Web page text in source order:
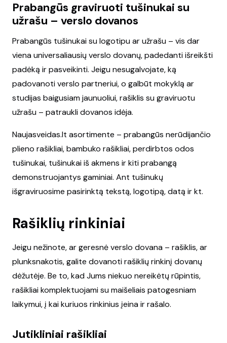
Prabangūs graviruoti tušinukai su
užrašu – verslo dovanos
Prabangūs tušinukai su logotipu ar užrašu – vis dar
viena universaliausių verslo dovanų, padedanti išreikšti
padėką ir pasveikinti. Jeigu nesugalvojate, ką
padovanoti verslo partneriui, o galbūt mokyklą ar
studijas baigusiam jaunuoliui, rašiklis su graviruotu
užrašu – patraukli dovanos idėja.
Naujasveidas.lt asortimente – prabangūs nerūdijančio
plieno rašikliai, bambuko rašikliai, perdirbtos odos
tušinukai, tušinukai iš akmens ir kiti prabangą
demonstruojantys gaminiai. Ant tušinukų
išgraviruosime pasirinktą tekstą, logotipą, datą ir kt.
Rašiklių rinkiniai
Jeigu nežinote, ar geresnė verslo dovana – rašiklis, ar
plunksnakotis, galite dovanoti rašiklių rinkinį dovanų
dėžutėje. Be to, kad Jums niekuo nereikėtų rūpintis,
rašikliai komplektuojami su maišeliais patogesniam
laikymui, į kai kuriuos rinkinius įeina ir rašalo.
Jutikliniai rašikliai